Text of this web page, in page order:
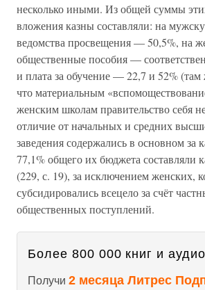
несколько иными. Из общей суммы
вложения казны составляли: на
ведомства просвещения — 50,5%, на
общественные пособия —
и плата за обучение — 22,7 и 52% (там
что материальным
женским школам правительство себя
отличие от начальных и средних
заведения содержались в основном за
77,1% общего их бюджета составляли
(229, с. 19), за исключением женских,
субсидировались всецело за счёт
общественных поступлений.
Более 800 000 книг и
Получи 2 месяца Литрес